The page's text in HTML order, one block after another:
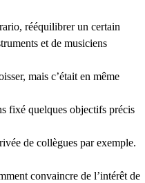
rééquilibrer un certain
et de musiciens
mais c’était en même
fixé quelques objectifs précis
de collègues par exemple.
convaincre de l’intérêt de